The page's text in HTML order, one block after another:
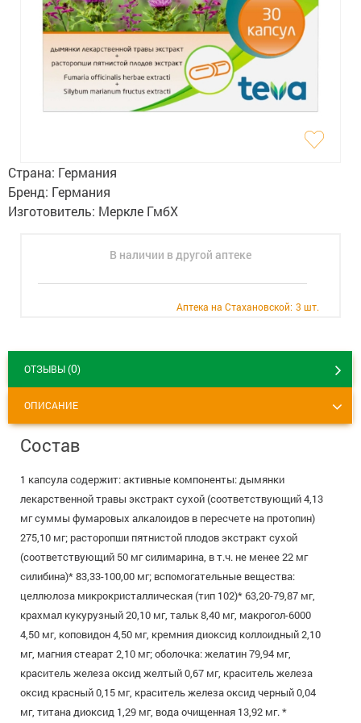
Изделия медицинского назначения
Планирование семьи
Медтехника
Ортопедия
Мама и малыш
Уход за больными
+7 (495) 921-40-74
Страна: Германия
Бренд: Германия
Изготовитель: Меркле ГмбХ
В наличии в другой аптеке
Аптека на Стахановской: 3 шт.
ОТЗЫВЫ (0)
ОПИСАНИЕ
Состав
1 капсула содержит: активные компоненты: дымянки
лекарственной травы экстракт сухой (соответствующий 4,13
мг суммы фумаровых алкалоидов в пересчете на протопин)
275,10 мг; расторопши пятнистой плодов экстракт сухой
(соответствующий 50 мг силимарина, в т.ч. не менее 22 мг
силибина)* 83,33-100,00 мг; вспомогательные вещества:
целлюлоза микрокристаллическая (тип 102)* 63,20-79,87 мг,
крахмал кукурузный 20,10 мг, тальк 8,40 мг, макрогол-6000
4,50 мг, коповидон 4,50 мг, кремния диоксид коллоидный 2,10
мг, магния стеарат 2,10 мг; оболочка: желатин 79,94 мг,
краситель железа оксид желтый 0,67 мг, краситель железа
оксид красный 0,15 мг, краситель железа оксид черный 0,04
мг, титана диоксид 1,29 мг, вода очищенная 13,92 мг. *